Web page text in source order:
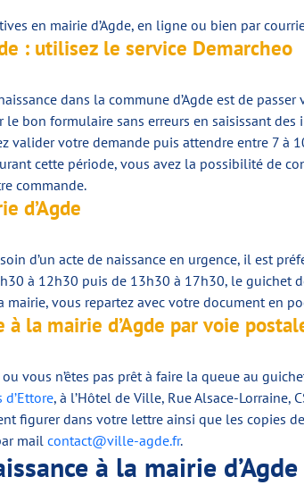
en mairie d’Agde, en ligne ou bien par
: utilisez le service Demarcheo
dans la commune d’Agde est de
le bon formulaire sans erreurs en saisissant
valider votre demande puis attendre entre 7 à
cette période, vous avez la possibilité de
commande.
d’Agde
d’un acte de naissance en urgence, il est
à 12h30 puis de 13h30 à 17h30, le guichet
vous repartez avec votre document en
la mairie d’Agde par voie
vous n’êtes pas prêt à faire la queue au
d’Ettore, à l’Hôtel de Ville, Rue Alsace-Lorraine,
figurer dans votre lettre ainsi que les copies
mail contact@ville-agde.fr.
à la mairie d’Agde